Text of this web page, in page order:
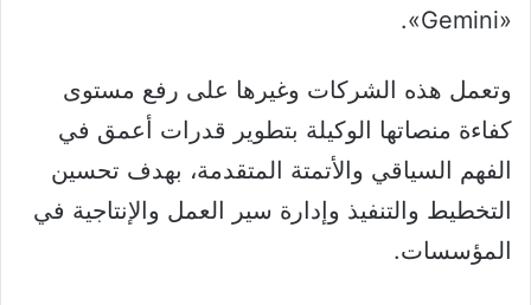
«Gemini».
وتعمل هذه الشركات وغيرها على رفع مستوى
كفاءة منصاتها الوكيلة بتطوير قدرات أعمق في
الفهم السياقي والأتمتة المتقدمة، بهدف تحسين
التخطيط والتنفيذ وإدارة سير العمل والإنتاجية في
المؤسسات.